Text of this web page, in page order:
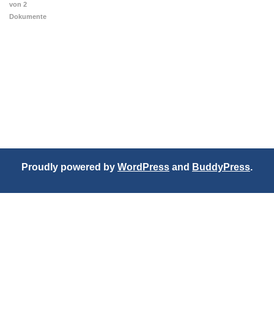
von 2
Dokumente
Proudly powered by WordPress and BuddyPress.